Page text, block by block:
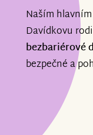
Naším
Davídkovu
bezbariérové
bezpečné a